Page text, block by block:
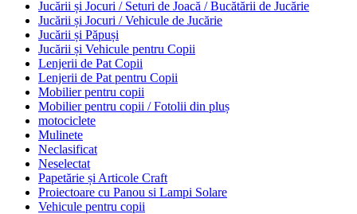
Jucării și Jocuri / Seturi de Joacă / Bucătării de Jucărie
Jucării și Jocuri / Vehicule de Jucărie
Jucării și Păpuși
Jucării și Vehicule pentru Copii
Lenjerii de Pat Copii
Lenjerii de Pat pentru Copii
Mobilier pentru copii
Mobilier pentru copii / Fotolii din pluș
motociclete
Mulinete
Neclasificat
Neselectat
Papetărie și Articole Craft
Proiectoare cu Panou si Lampi Solare
Vehicule pentru copii